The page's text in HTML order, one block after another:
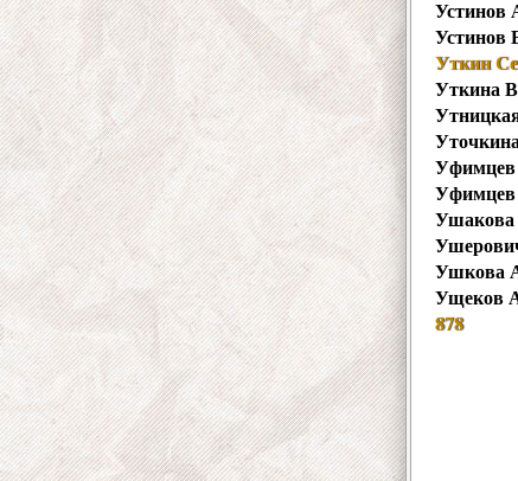
Устинов
Устинов
Уткин
Уткина
Уфимцев
Ушкова
Ущеков
878